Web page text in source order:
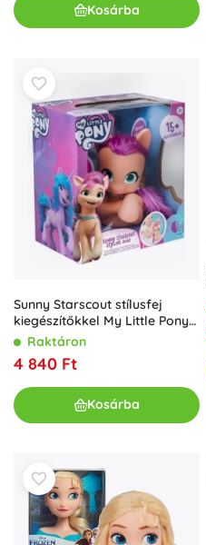
Kosárba
Sunny Starscout stílusfej
kiegészítőkkel My Little Pony
Hasbro-tól
Raktáron
4 840 Ft
Kosárba